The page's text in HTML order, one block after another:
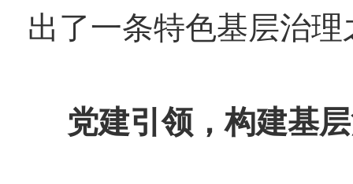
出了一条特色基层治理
党建引领，构建基